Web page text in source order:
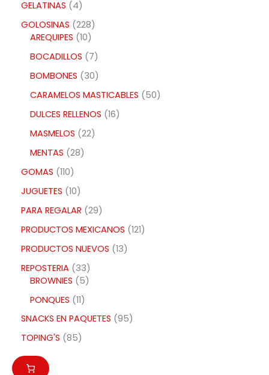
GELATINAS
4
GOLOSINAS 228
AREQUIPES 10
BOCADILLOS
7
BOMBONES
30
CARAMELOS MASTICABLES
50
DULCES RELLENOS 16
MASMELOS 22
MENTAS 28
GOMAS 110
JUGUETES 10
PARA REGALAR 29
PRODUCTOS MEXICANOS 121
PRODUCTOS NUEVOS 13
REPOSTERIA 33
BROWNIES
5
PONQUES 11
SNACKS EN PAQUETES 95
TOPING'S 85